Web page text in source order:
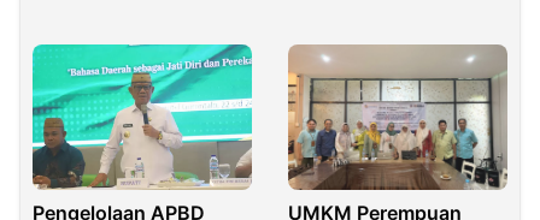
Produksi Daging
Nasional
Pengelolaan APBD
UMKM Perempuan